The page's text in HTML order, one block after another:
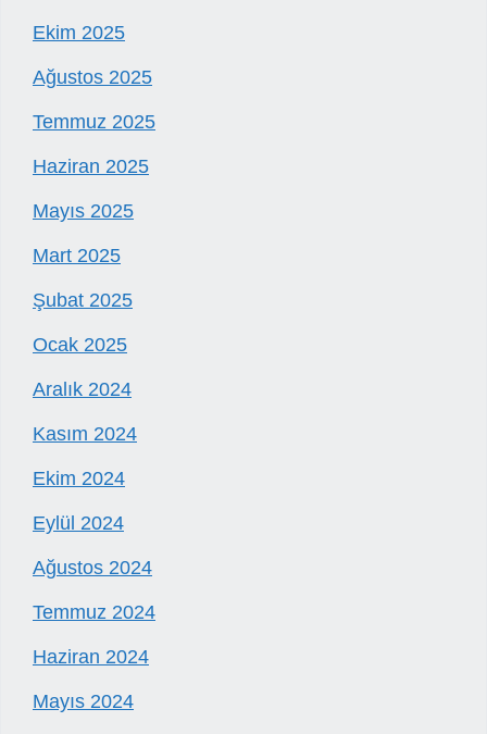
Ekim 2025
Ağustos 2025
Temmuz 2025
Haziran 2025
Mayıs 2025
Mart 2025
Şubat 2025
Ocak 2025
Aralık 2024
Kasım 2024
Ekim 2024
Eylül 2024
Ağustos 2024
Temmuz 2024
Haziran 2024
Mayıs 2024